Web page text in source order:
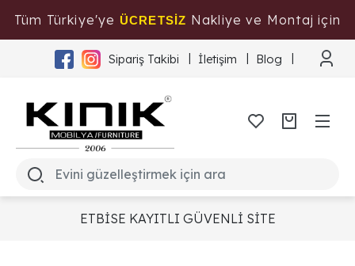
Tüm Türkiye'ye ÜCRETSİZ Nakliye ve Montaj için
Tıklayınız
Sipariş Takibi İletişim Blog
ETBİSE KAYITLI GÜVENLİ SİTE